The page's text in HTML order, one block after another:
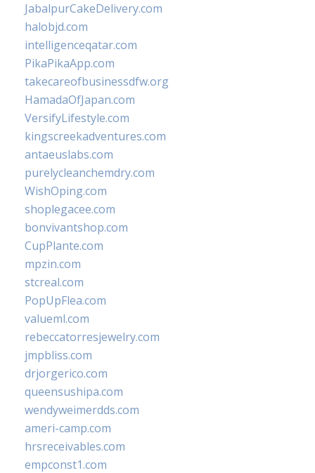
JabalpurCakeDelivery.com
halobjd.com
intelligenceqatar.com
PikaPikaApp.com
takecareofbusinessdfw.org
HamadaOfJapan.com
VersifyLifestyle.com
kingscreekadventures.com
antaeuslabs.com
purelycleanchemdry.com
WishOping.com
shoplegacee.com
bonvivantshop.com
CupPlante.com
mpzin.com
stcreal.com
PopUpFlea.com
valueml.com
rebeccatorresjewelry.com
jmpbliss.com
drjorgerico.com
queensushipa.com
wendyweimerdds.com
ameri-camp.com
hrsreceivables.com
empconst1.com